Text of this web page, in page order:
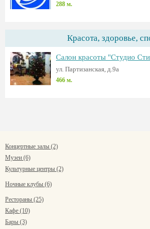
288 м.
Красота, здоровье,
Салон красоты "Студио
ул. Партизанская, д.9а
466 м.
Концертные залы (2)
Музеи (6)
Культурные центры (2)
Ночные клубы (6)
Рестораны (25)
Кафе (10)
Бары (3)